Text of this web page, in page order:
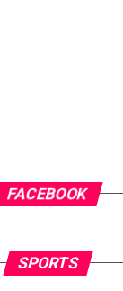
FACEBOOK
SPORTS